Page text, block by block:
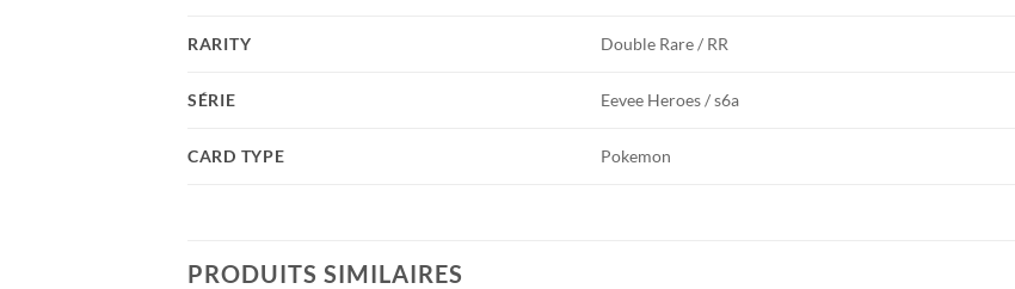
RARITY Double Rare / RR
SÉRIE Eevee Heroes / s6a
CARD TYPE Pokemon
PRODUITS SIMILAIRES